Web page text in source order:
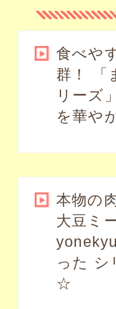
食べや
群！ 「
リーズ
を華や
本物の
大豆ミ
った シ
☆